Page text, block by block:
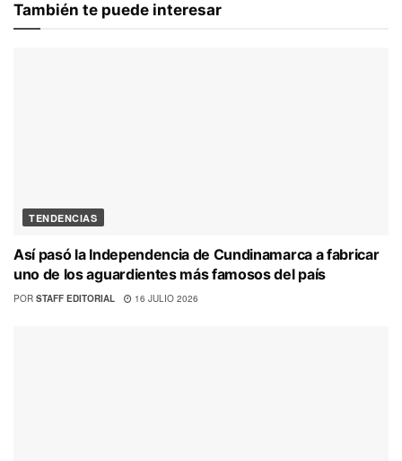
También te puede interesar
TENDENCIAS
Así pasó la Independencia de Cundinamarca a fabricar
uno de los aguardientes más famosos del país
POR STAFF EDITORIAL 16 JULIO 2026